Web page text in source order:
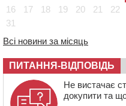
проведуть “Ше.Fest”
14:31
зерна нового врожаю
13:40 На Кам’янщині
сміттєзвалища
16
17 18 19 20 21 22
31
Всі новини за місяць
ПИТАННЯ-ВІДПОВІДЬ
Не вистачає
докупити та